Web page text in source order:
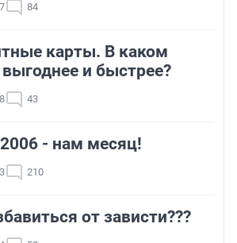
84
карты. В каком
и быстрее?
43
- нам месяц!
210
от зависти???